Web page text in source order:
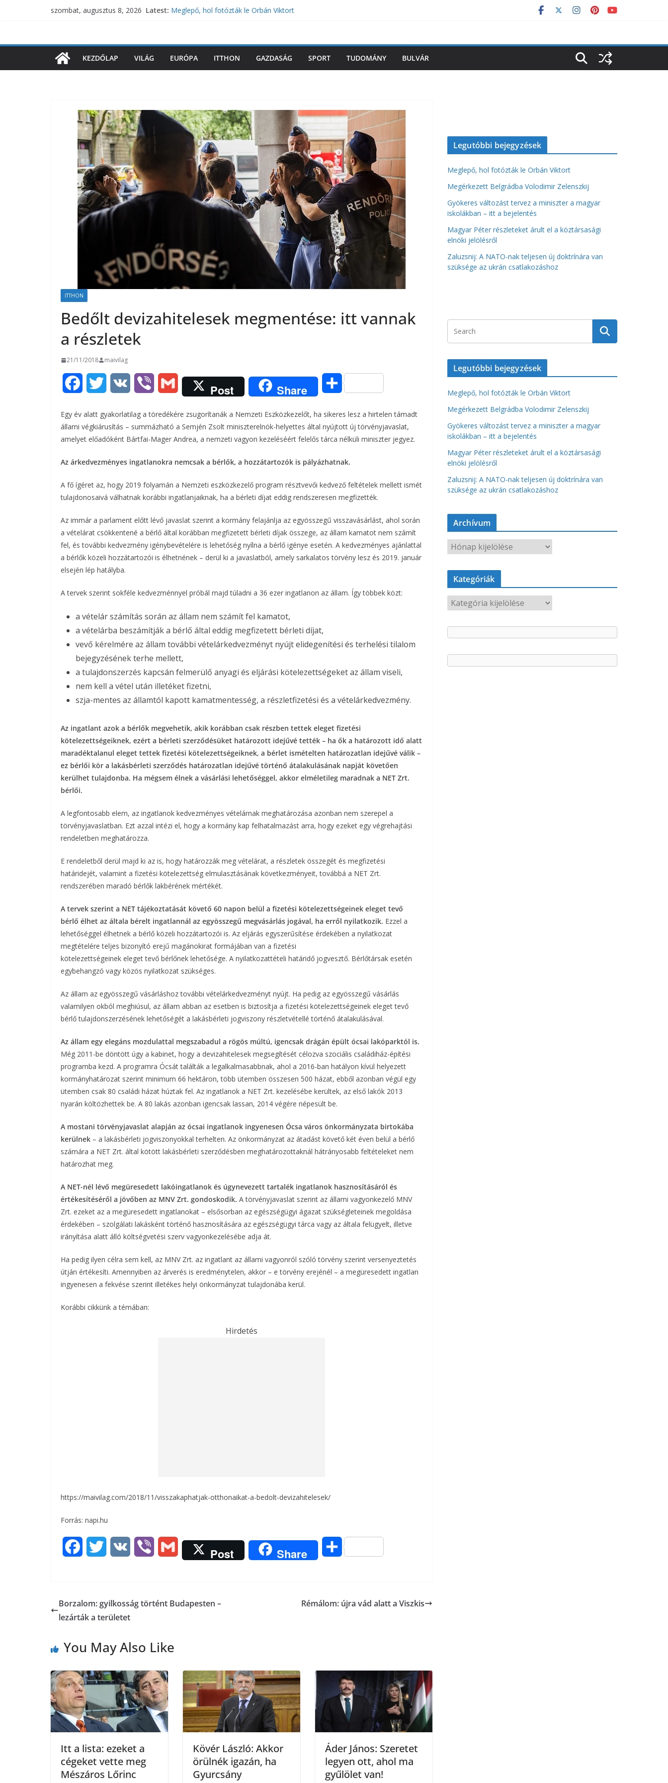
szombat, augusztus 8, 2026 Latest: Meglepő, hol fotózták le Orbán Viktort
jelölésről
Zaluzsnij: A NATO-nak teljesen új doktrínára van szüksége az
KEZDŐLAP VILÁG EURÓPA ITTHON GAZDASÁG SPORT TUDOMÁNY BULVÁR
ITTHON
Bedőlt devizahitelesek megmentése: itt vannak
a részletek
21/11/2018 maivilag
c
e
b
o
o
k
i
t
t
e
r
b
e
r
a
i
l
Post Share
O
s
z
a
m
e
g
Egy év alatt gyakorlatilag a töredékére zsugorítanák a Nemzeti Eszközkezelőt, ha sikeres lesz a hirtelen támadt
állami végkiárusítás – summázható a Semjén Zsolt miniszterelnök-helyettes által nyújtott új törvényjavaslat,
amelyet előadóként Bártfai-Mager Andrea, a nemzeti vagyon kezeléséért felelős tárca nélküli miniszter jegyez.
Az árkedvezményes ingatlanokra nemcsak a bérlők, a hozzátartozók is pályázhatnak.
A fő ígéret az, hogy 2019 folyamán a Nemzeti eszközkezelő program résztvevői kedvező feltételek mellett ismét
tulajdonosaivá válhatnak korábbi ingatlanjaiknak, ha a bérleti díjat eddig rendszeresen megfizették.
Az immár a parlament előtt lévő javaslat szerint a kormány felajánlja az egyösszegű visszavásárlást, ahol során
a vételárat csökkentené a bérlő által korábban megfizetett bérleti díjak összege, az állam kamatot nem számít
fel, és további kedvezmény igénybevételére is lehetőség nyílna a bérlő igénye esetén. A kedvezményes ajánlattal
a bérlők közeli hozzátartozói is élhetnének – derül ki a javaslatból, amely sarkalatos törvény lesz és 2019. január
elsején lép hatályba.
A tervek szerint sokféle kedvezménnyel próbál majd túladni a 36 ezer ingatlanon az állam. Így többek közt:
a vételár számítás során az állam nem számít fel kamatot,
a vételárba beszámítják a bérlő által eddig megfizetett bérleti díjat,
vevő kérelmére az állam további vételárkedvezményt nyújt elidegenítési és terhelési tilalom
bejegyzésének terhe mellett,
a tulajdonszerzés kapcsán felmerülő anyagi és eljárási kötelezettségeket az állam viseli,
nem kell a vétel után illetéket fizetni,
szja-mentes az államtól kapott kamatmentesség, a részletfizetési és a vételárkedvezmény.
Az ingatlant azok a bérlők megvehetik, akik korábban csak részben tettek eleget fizetési
kötelezettségeiknek, ezért a bérleti szerződésüket határozott idejűvé tették – ha ők a határozott idő alatt
maradéktalanul eleget tettek fizetési kötelezettségeiknek, a bérlet ismételten határozatlan idejűvé válik –
ez bérlői kör a lakásbérleti szerződés határozatlan idejűvé történő átalakulásának napját követően
kerülhet tulajdonba. Ha mégsem élnek a vásárlási lehetőséggel, akkor elméletileg maradnak a NET Zrt.
bérlői.
A legfontosabb elem, az ingatlanok kedvezményes vételárnak meghatározása azonban nem szerepel a
törvényjavaslatban. Ezt azzal intézi el, hogy a kormány kap felhatalmazást arra, hogy ezeket egy végrehajtási
rendeletben meghatározza.
E rendeletből derül majd ki az is, hogy határozzák meg vételárat, a részletek összegét és megfizetési
határidejét, valamint a fizetési kötelezettség elmulasztásának következményeit, továbbá a NET Zrt.
rendszerében maradó bérlők lakbérének mértékét.
A tervek szerint a NET tájékoztatását követő 60 napon belül a fizetési kötelezettségeinek eleget tevő
bérlő élhet az általa bérelt ingatlannál az egyösszegű megvásárlás jogával, ha erről nyilatkozik. Ezzel a
lehetőséggel élhetnek a bérlő közeli hozzátartozói is. Az eljárás egyszerűsítése érdekében a nyilatkozat
megtételére teljes bizonyító erejű magánokirat formájában van a fizetési
kötelezettségeinek eleget tevő bérlőnek lehetősége. A nyilatkozattételi határidő jogvesztő. Bérlőtársak esetén
egybehangzó vagy közös nyilatkozat szükséges.
Az állam az egyösszegű vásárláshoz további vételárkedvezményt nyújt. Ha pedig az egyösszegű vásárlás
valamilyen okból meghiúsul, az állam abban az esetben is biztosítja a fizetési kötelezettségeinek eleget tevő
bérlő tulajdonszerzésének lehetőségét a lakásbérleti jogviszony részletvétellé történő átalakulásával.
Az állam egy elegáns mozdulattal megszabadul a rögös múltú, igencsak drágán épült ócsai lakóparktól is.
Még 2011-be döntött úgy a kabinet, hogy a devizahitelesek megsegítését célozva szociális családiház-építési
programba kezd. A programra Ócsát találták a legalkalmasabbnak, ahol a 2016-ban hatályon kívül helyezett
kormányhatározat szerint minimum 66 hektáron, több ütemben összesen 500 házat, ebből azonban végül egy
ütemben csak 80 családi házat húztak fel. Az ingatlanok a NET Zrt. kezelésébe kerültek, az első lakók 2013
nyarán költözhettek be. A 80 lakás azonban igencsak lassan, 2014 végére népesült be.
A mostani törvényjavaslat alapján az ócsai ingatlanok ingyenesen Ócsa város önkormányzata birtokába
kerülnek – a lakásbérleti jogviszonyokkal terhelten. Az önkormányzat az átadást követő két éven belül a bérlő
számára a NET Zrt. által kötött lakásbérleti szerződésben meghatározottaknál hátrányosabb feltételeket nem
határozhat meg.
A NET-nél lévő megüresedett lakóingatlanok és úgynevezett tartalék ingatlanok hasznosításáról és
értékesítéséről a jövőben az MNV Zrt. gondoskodik. A törvényjavaslat szerint az állami vagyonkezelő MNV
Zrt. ezeket az a megüresedett ingatlanokat – elsősorban az egészségügyi ágazat szükségleteinek megoldása
érdekében – szolgálati lakásként történő hasznosítására az egészségügyi tárca vagy az általa felügyelt, illetve
irányítása alatt álló költségvetési szerv vagyonkezelésébe adja át.
Ha pedig ilyen célra sem kell, az MNV Zrt. az ingatlant az állami vagyonról szóló törvény szerint versenyeztetés
útján értékesíti. Amennyiben az árverés is eredménytelen, akkor – e törvény erejénél – a megüresedett ingatlan
ingyenesen a fekvése szerint illetékes helyi önkormányzat tulajdonába kerül.
Korábbi cikkünk a témában:
Hirdetés
https://maivilag.com/2018/11/visszakaphatjak-otthonaikat-a-bedolt-devizahitelesek/
Forrás: napi.hu
e
o
k
t
e
e
i
Post Share
O
z
g
Borzalom: gyilkosság történt Budapesten –
lezárták a területet
Rémálom: újra vád alatt a Viszkis
You May Also Like
Itt a lista: ezeket a
cégeket vette meg
Mészáros Lőrinc
Kövér László: Akkor
örülnék igazán, ha
Gyurcsány
Áder János: Szeretet
legyen ott, ahol ma
gyűlölet van!
Legutóbbi bejegyzések
Meglepő, hol fotózták le Orbán Viktort
Megérkezett Belgrádba Volodimir Zelenszkij
Gyökeres változást tervez a miniszter a magyar
iskolákban – itt a bejelentés
Magyar Péter részleteket árult el a köztársasági
elnöki jelölésről
Zaluzsnij: A NATO-nak teljesen új doktrínára van
szüksége az ukrán csatlakozáshoz
Legutóbbi bejegyzések
Meglepő, hol fotózták le Orbán Viktort
Megérkezett Belgrádba Volodimir Zelenszkij
Gyökeres változást tervez a miniszter a magyar
iskolákban – itt a bejelentés
Magyar Péter részleteket árult el a köztársasági
elnöki jelölésről
Zaluzsnij: A NATO-nak teljesen új doktrínára van
szüksége az ukrán csatlakozáshoz
Archívum
r
c
í
Kategóriák
a
t
e
ó